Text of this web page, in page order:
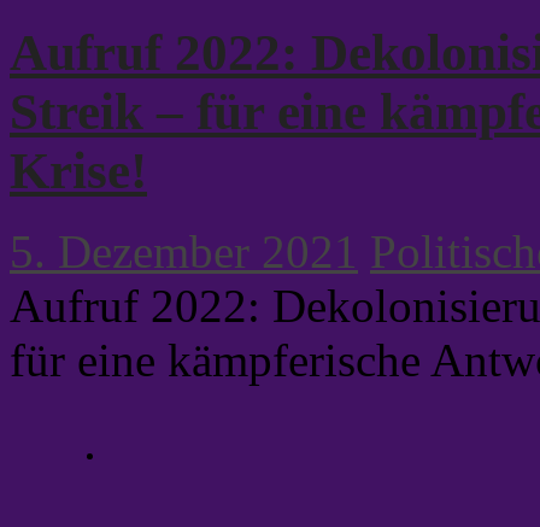
Aufruf 2022:
Streik – für eine
Krise!
5. Dezember 2021
Aufruf 2022:
für eine kämpferische